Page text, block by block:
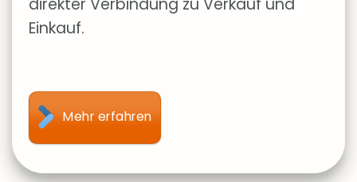
direkter Verbindung zu Verkauf und
Einkauf.
Mehr erfahren